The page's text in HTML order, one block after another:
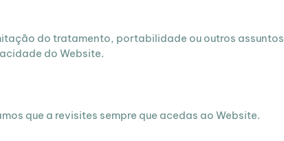
do tratamento, portabilidade ou outros assuntos
do Website.
que a revisites sempre que acedas ao Website.